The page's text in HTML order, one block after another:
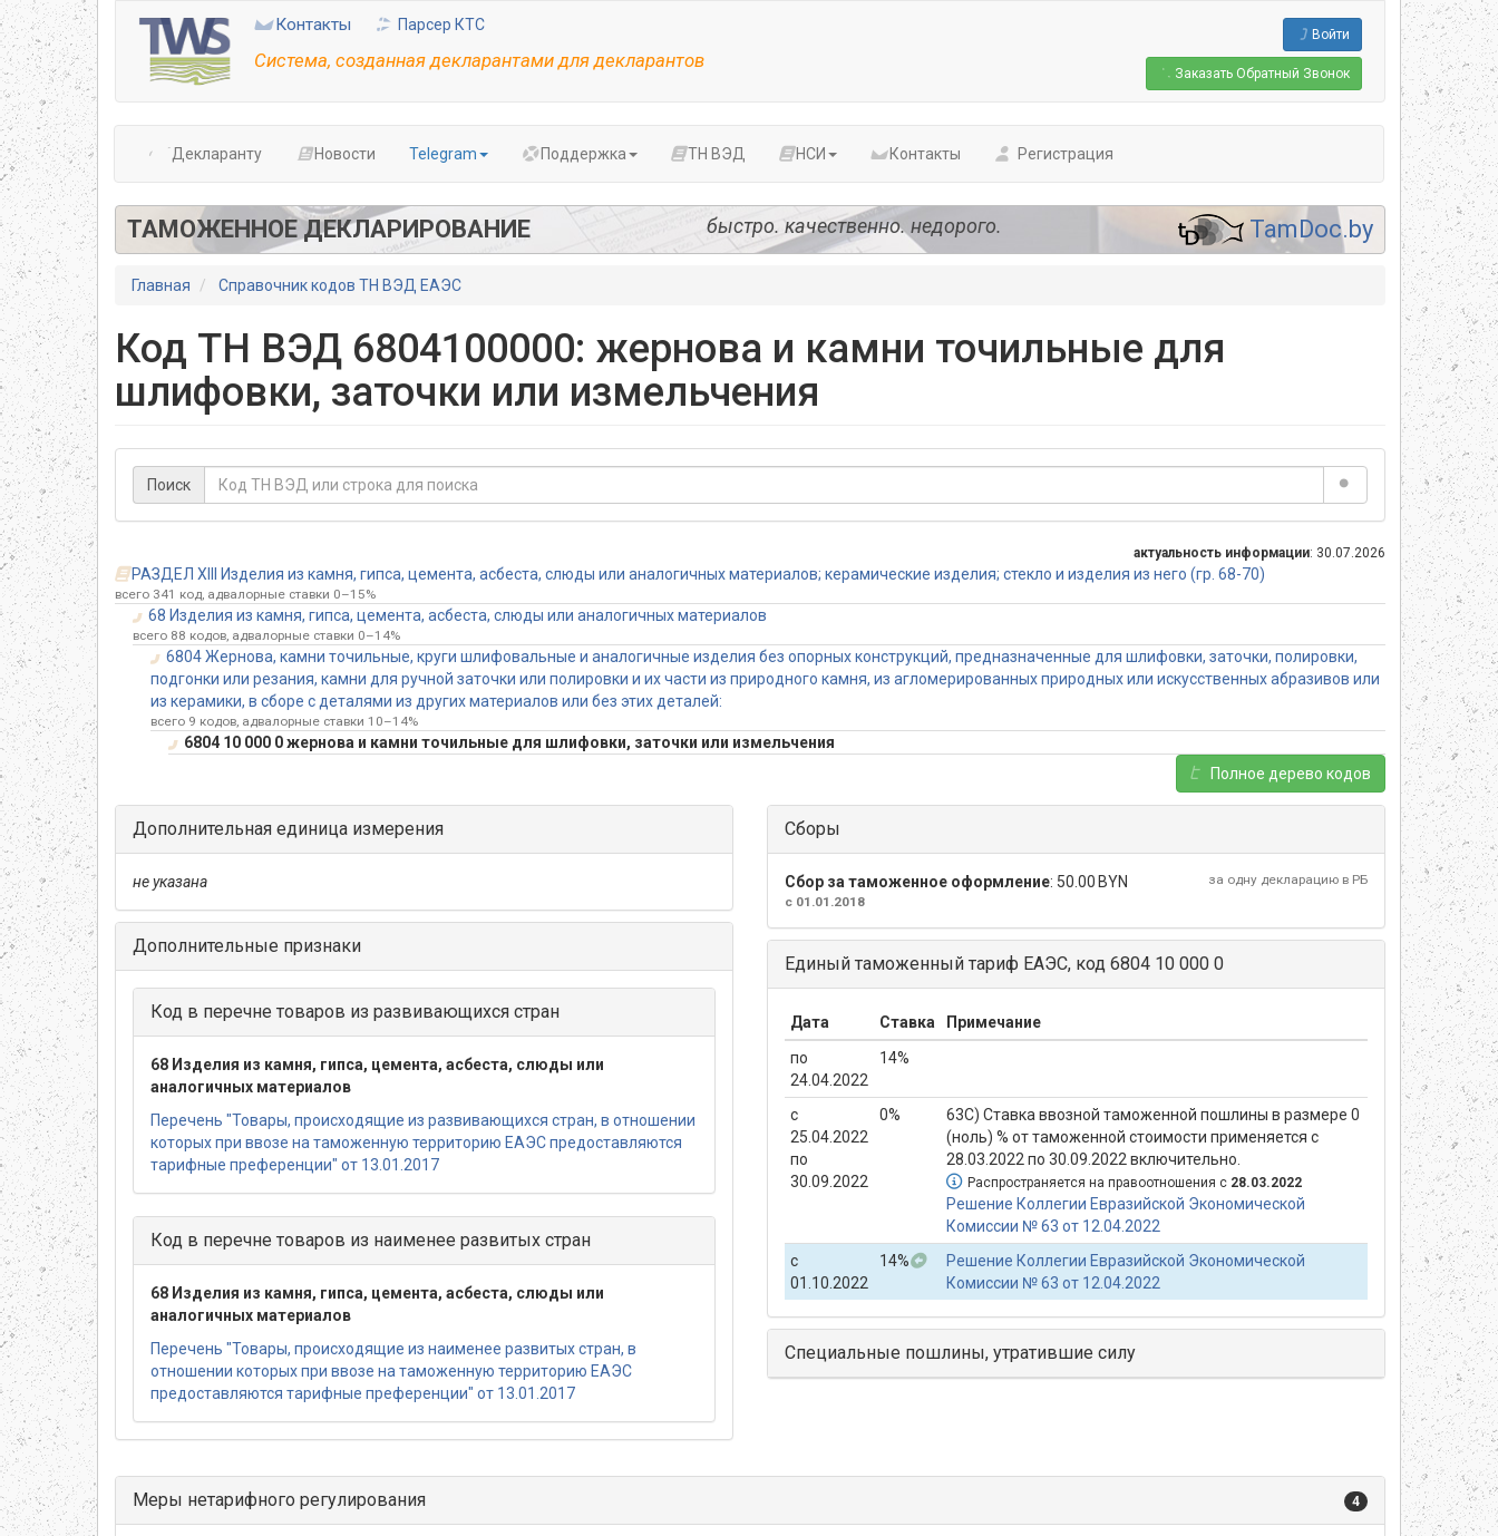
Перейти
к
основному
содержанию
Контакты Парсер КТС
Система, созданная декларантами для декларантов
Войти
Заказать Обратный Звонок
Декларанту Новости Telegram Поддержка ТН ВЭД НСИ Контакты Регистрация
ТАМОЖЕННОЕ ДЕКЛАРИРОВАНИЕ TamDoc.by
быстро. качественно. недорого.
Главная Справочник кодов ТН ВЭД ЕАЭС
Код ТН ВЭД 6804100000: жернова и камни точильные для
шлифовки, заточки или измельчения
Поиск
актуальность информации: 30.07.2026
РАЗДЕЛ XIII Изделия из камня, гипса, цемента, асбеста, слюды или аналогичных материалов; керамические изделия; стекло и изделия из него (гр. 68-70)
всего 341 код, адвалорные ставки 0–15%
68 Изделия из камня, гипса, цемента, асбеста, слюды или аналогичных материалов
всего 88 кодов, адвалорные ставки 0–14%
6804 Жернова, камни точильные, круги шлифовальные и аналогичные изделия без опорных конструкций, предназначенные для шлифовки, заточки, полировки,
подгонки или резания, камни для ручной заточки или полировки и их части из природного камня, из агломерированных природных или искусственных абразивов или
из керамики, в сборе с деталями из других материалов или без этих деталей:
всего 9 кодов, адвалорные ставки 10–14%
6804 10 000 0 жернова и камни точильные для шлифовки, заточки или измельчения
Полное дерево кодов
Дополнительная единица измерения
не указана
Дополнительные признаки
Код в перечне товаров из развивающихся стран
68 Изделия из камня, гипса, цемента, асбеста, слюды или
аналогичных материалов
Перечень "Товары, происходящие из развивающихся стран, в отношении
которых при ввозе на таможенную территорию ЕАЭС предоставляются
тарифные преференции" от 13.01.2017
Код в перечне товаров из наименее развитых стран
68 Изделия из камня, гипса, цемента, асбеста, слюды или
аналогичных материалов
Перечень "Товары, происходящие из наименее развитых стран, в
отношении которых при ввозе на таможенную территорию ЕАЭС
предоставляются тарифные преференции" от 13.01.2017
Сборы
Сбор за таможенное оформление: 50.00 BYN
за одну декларацию в РБ
с 01.01.2018
Единый таможенный тариф ЕАЭС, код 6804 10 000 0
Дата Ставка
Примечание
по
24.04.2022
14%
с
25.04.2022
по
30.09.2022
0%
63С) Ставка ввозной таможенной пошлины в размере 0
(ноль) % от таможенной стоимости применяется с
28.03.2022 по 30.09.2022 включительно.
Распространяется на правоотношения с 28.03.2022
Решение Коллегии Евразийской Экономической
Комиссии № 63 от 12.04.2022
с
01.10.2022
14%
Решение Коллегии Евразийской Экономической
Комиссии № 63 от 12.04.2022
Специальные пошлины, утратившие силу
Меры нетарифного регулирования 4